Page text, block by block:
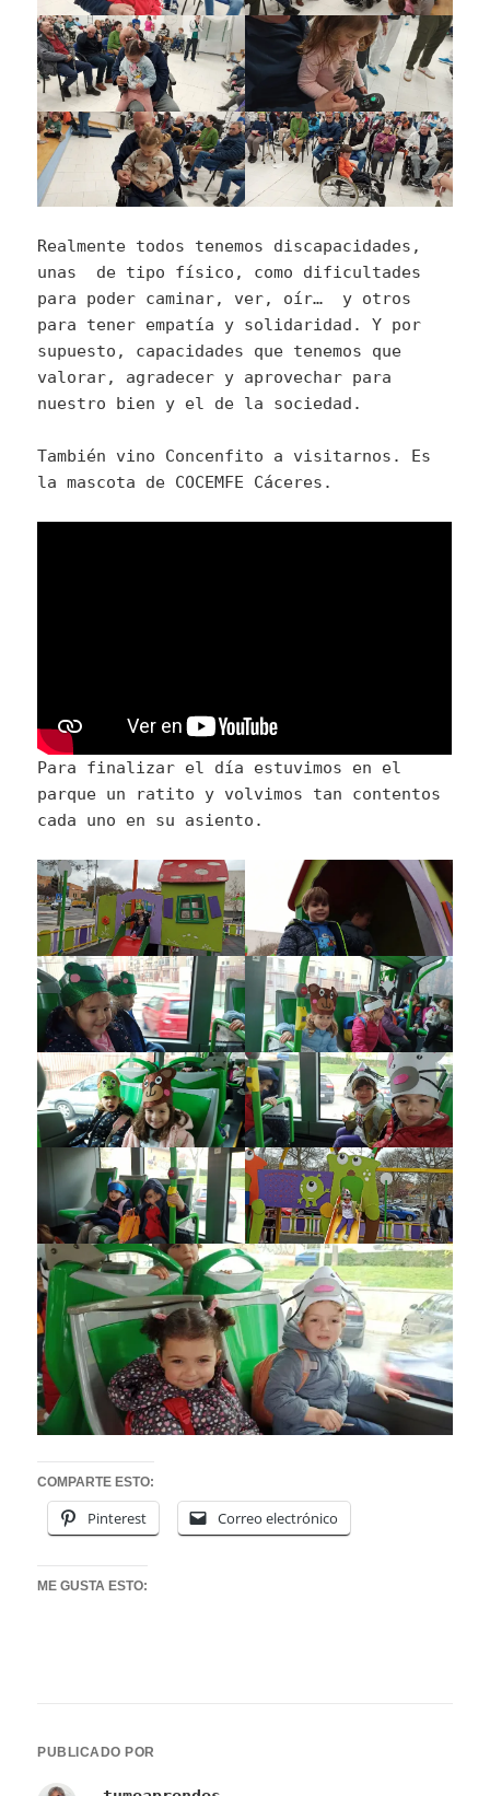
Realmente todos tenemos discapacidades,
unas de tipo físico, como dificultades
para poder caminar, ver, oír… y otros
para tener empatía y solidaridad. Y por
supuesto, capacidades que tenemos que
valorar, agradecer y aprovechar para
nuestro bien y el de la sociedad.
También vino Concenfito a visitarnos. Es
la mascota de COCEMFE Cáceres.
Para finalizar el día estuvimos en el
parque un ratito y volvimos tan contentos
cada uno en su asiento.
COMPARTE ESTO:
Pinterest Correo electrónico
ME GUSTA ESTO:
PUBLICADO POR